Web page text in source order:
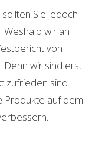
sollten Sie jedoch
wir an
von
Denn wir sind erst
zufrieden sind.
Produkte auf dem